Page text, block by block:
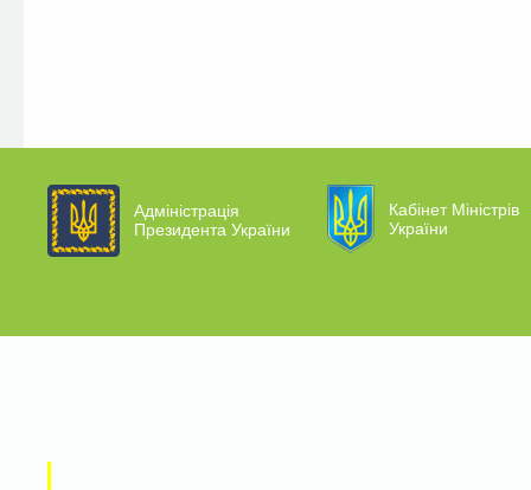
Адміністрація
Президента України
Кабінет Міністрів
України